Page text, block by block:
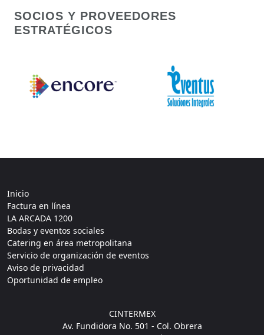
SOCIOS Y PROVEEDORES
ESTRATÉGICOS
Inicio
Factura en línea
LA ARCADA 1200
Bodas y eventos sociales
Catering en área metropolitana
Servicio de organización de eventos
Aviso de privacidad
Oportunidad de empleo
CINTERMEX
Av. Fundidora No. 501 - Col. Obrera